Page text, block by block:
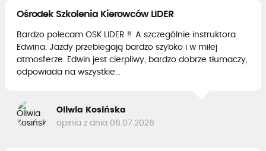
Ośrodek Szkolenia Kierowców LIDER
Bardzo polecam OSK LIDER ‼️. A szczególnie instruktora
Edwina. Jazdy przebiegają bardzo szybko i w miłej
atmosferze. Edwin jest cierpliwy, bardzo dobrze tłumaczy,
odpowiada na wszystkie...
Oliwia Kosińska
opinia z dnia 06.07.2026